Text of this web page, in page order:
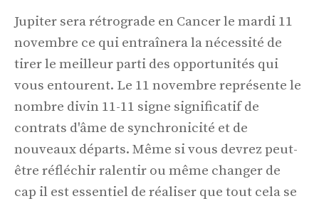
Jupiter sera rétrograde en Cancer le mardi 11
novembre ce qui entraînera la nécessité de
tirer le meilleur parti des opportunités qui
vous entourent. Le 11 novembre représente le
nombre divin 11-11 signe significatif de
contrats d'âme de synchronicité et de
nouveaux départs. Même si vous devrez peut-
être réfléchir ralentir ou même changer de
cap il est essentiel de réaliser que tout cela se